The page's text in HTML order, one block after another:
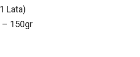
Lata)
– 150gr